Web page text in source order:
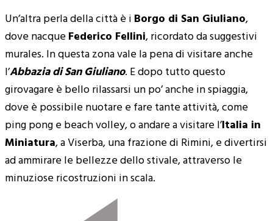
Un’altra perla della città è i Borgo di San Giuliano,
dove nacqueFederico Fellini, ricordato da suggestivi
murales. In questa zona vale la pena di visitare anche
l’Abbazia di San Giuliano. E dopo tutto questo
girovagare è bello rilassarsi un po’ anche in spiaggia,
dove è possibile nuotare e fare tante attività, come
ping pong e beach volley, o andare a visitare l’Italia in
Miniatura, a Viserba, una frazione di Rimini, e divertirsi
ad ammirare le bellezze dello stivale, attraverso le
minuziose ricostruzioni in scala.